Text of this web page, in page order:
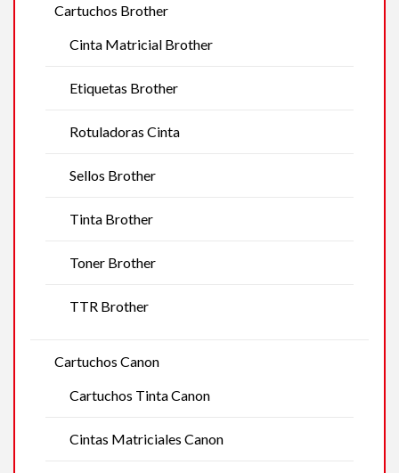
Cartuchos Brother
Cinta Matricial Brother
Etiquetas Brother
Rotuladoras Cinta
Sellos Brother
Tinta Brother
Toner Brother
TTR Brother
Cartuchos Canon
Cartuchos Tinta Canon
Cintas Matriciales Canon